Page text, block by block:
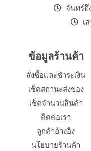
จันทร์ถึ
เ
ข้อมูลร้านค้า
สั่งซื้อและชำระเงิน
เช็คสถานะส่งของ
เช็คจำนวนสินค้า
ติดต่อเรา
ลูกค้าอ้างอิง
นโยบายร้านค้า